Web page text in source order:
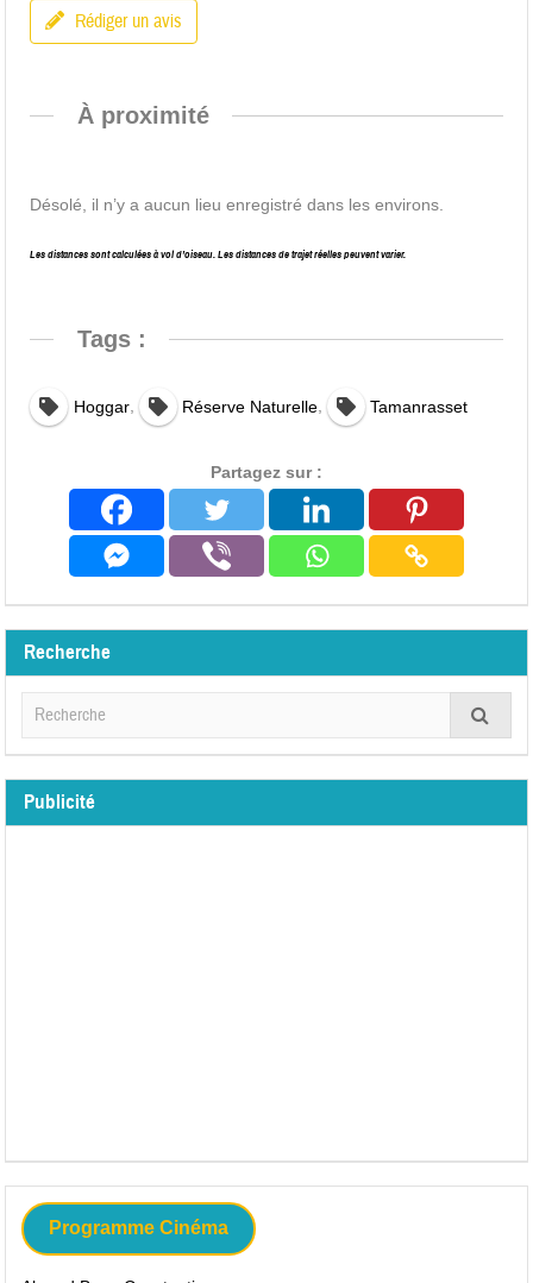
Rédiger un avis
À proximité
Désolé, il n’y a aucun lieu enregistré dans les environs.
Les distances sont calculées à vol d’oiseau. Les distances de trajet réelles peuvent varier.
Tags :
Hoggar, Réserve Naturelle, Tamanrasset
Partagez sur :
Recherche
Publicité
Programme Cinéma